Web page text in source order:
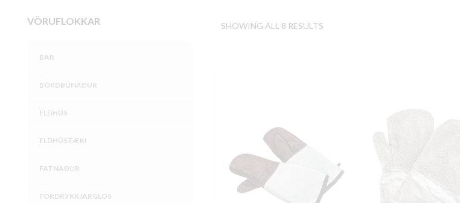
VÖRUFLOKKAR
BAR
BORÐBÚNAÐUR
ELDHÚS
ELDHÚSTÆKI
FATNAÐUR
FORDRYKKJARGLÖS
SHOWING ALL 8 RESULTS